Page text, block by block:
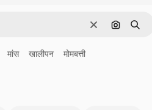
साफ़ इमेज से खोजें
खोजें
मांस खालीपन मोमबत्ती